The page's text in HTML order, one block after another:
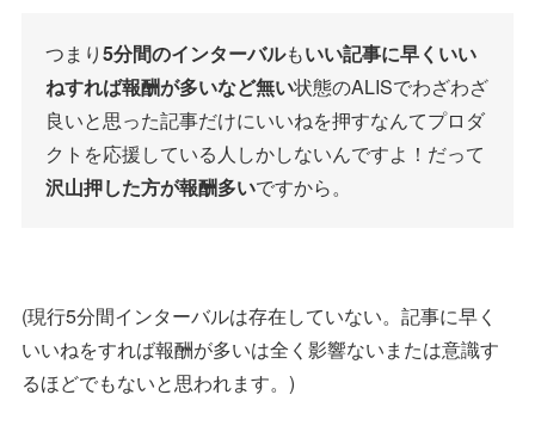
つまり5分間のインターバルもいい記事に早くいい
ねすれば報酬が多いなど無い状態のALISでわざわざ
良いと思った記事だけにいいねを押すなんてプロダ
クトを応援している人しかしないんですよ！だって
沢山押した方が報酬多いですから。
(現行5分間インターバルは存在していない。記事に早く
いいねをすれば報酬が多いは全く影響ないまたは意識す
るほどでもないと思われます。)